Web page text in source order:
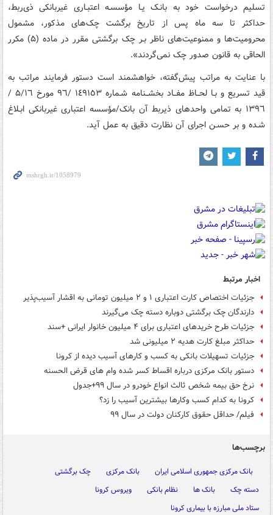
تسلیم درخواست خود به بانـک یـا مؤسسـه اعتبـاری غیربانکی ذی‌ربط،
حداکثر تا سه ماه پس از تاریخ برگشت چک‌های مذکور، مشمول
محرومیت‌ها و ممنوعیت‌های ناظر بـر چک برگشتی مقرر در ماده (۵) مکرر
الحاقی به قانون صدور چک نمی‌گردند».
با عنایت به مراتب پیش‌گفته، خواهشمند است دستور فرمایند مراتب به
قید تسریع و بـا لحــاظ مفــاد بخشــنامه شـماره ١٤٩١٥٣ /٩٦ مورخ ۵/١٦ /
١٣٩٦ به تمامی واحدهای ذیربط آن بانک/مؤسسه اعتباری غیربانکی ابـلاغ
شـده و بر حسـن اجرای آن نظارت دقیق به عمل آید.
اخبار مرتبط
جزئیات اختصاص کارت اعتباری ۱ و ۲ میلیون تومانی به اقشار آسیب‌پذیر
دارندگان چک برگشتی دوباره دسته چک می‌گیرند
جزئیات طرح خریدهای اعتباری برای ۴ میلیون خانوار ایرانی +سند
حداکثر مبلغ کارت هدیه ۲ میلیونی شد
جزئیات تسهیلات بانکی به کسب و کارهای آسیب دیده از کرونا
دستور بانک مرکزی درباره اقساط کسر شده وام های قرض الحسنه
نرخ حق بیمه شخص ثالث انواع خودرو در سال ۹۹+جدول
کرونا به کدام کسب وکارها بیشترین آسیب را زد؟
فیلم/ حداقل حقوق کارکنان دولت در سال ۹۹
برچسب‌ها
بانک مرکزی جمهوری اسلامی ایران بانک مرکزی
چک برگشتی
دسته چک
بانک ها نظام بانکی
ویروس کرونا
ستاد ملی مبارزه با بیماری کرونا